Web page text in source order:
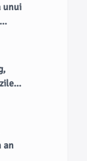
unui
an